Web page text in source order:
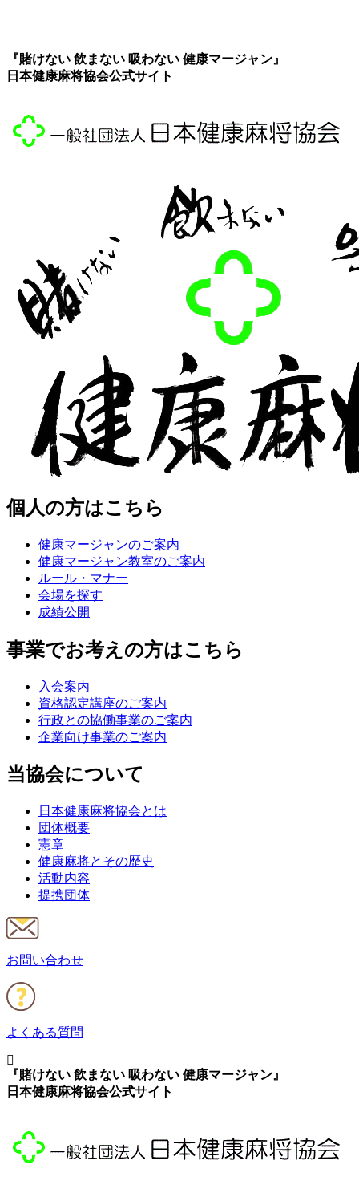
『賭けない 飲まない 吸わない 健康マージャン』
日本健康麻将協会公式サイト
個人の方はこちら
健康マージャンのご案内
健康マージャン教室のご案内
ルール・マナー
会場を探す
成績公開
事業でお考えの方はこちら
入会案内
資格認定講座のご案内
行政との協働事業のご案内
企業向け事業のご案内
当協会について
日本健康麻将協会とは
団体概要
憲章
健康麻将とその歴史
活動内容
提携団体
お問い合わせ
よくある質問
『賭けない 飲まない 吸わない 健康マージャン』
日本健康麻将協会公式サイト